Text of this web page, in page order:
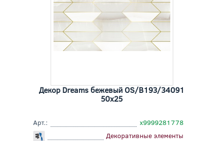
Декор Dreams бежевый OS/B193/34091
50x25
Арт.:
х9999281778
Декоративные элементы